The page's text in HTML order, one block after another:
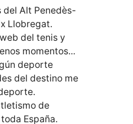
del Alt Penedès-
Llobregat.
del tenis y
momentos...
deporte
del destino me
de
España.